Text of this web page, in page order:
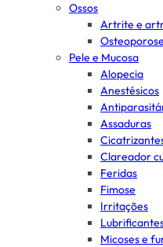
Ossos
Artrite e
Osteoporose
Pele e Mucosa
Alopecia
Anestésicos
Assaduras
Clareador
Feridas
Fimose
Irritações
Micoses e